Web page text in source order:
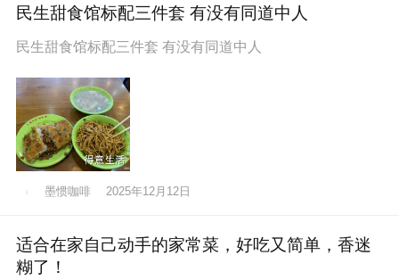
民生甜食馆标配三件套 有没有同道中人
民生甜食馆标配三件套 有没有同道中人
墨惯咖啡 2025年12月12日
适合在家自己动手的家常菜，好吃又简单，香迷
糊了！